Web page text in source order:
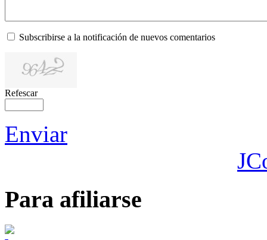
Subscribirse a la notificación de nuevos comentarios
Refescar
Enviar
Para afiliarse